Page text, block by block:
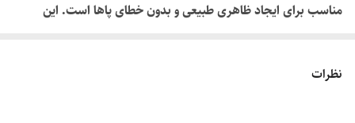
مناسب برای ایجاد ظاهری طبیعی و بدون خطای پاها است. این
نظرات